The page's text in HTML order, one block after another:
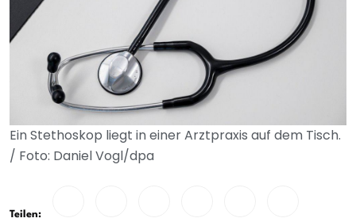
Ein Stethoskop liegt in einer Arztpraxis auf dem Tisch.
/ Foto: Daniel Vogl/dpa
Teilen: